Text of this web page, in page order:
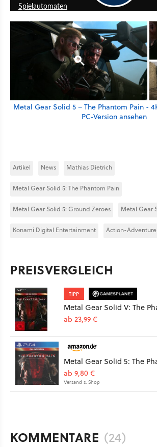
Spielautomaten
Metal Gear Solid 5 – The Phantom Pain -
PC-Version ansehen
Artikel News Mathias Dietrich
Metal Gear Solid 5: The Phantom Pain
Metal Gear Solid 5: Ground Zeroes Metal Gear
Konami Digital Entertainment Action-Adventure
PREISVERGLEICH
TIPP
Metal Gear Solid V: The
ab 23,99 €
Metal Gear Solid 5: The
ab 9,80 €
Versand s. Shop
KOMMENTARE (24)